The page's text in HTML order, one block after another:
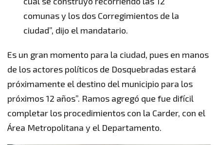
comunas y los dos Corregimientos de la
ciudad”, dijo el mandatario.
Es un gran momento para la ciudad, pues en manos
de los actores políticos de Dosquebradas estará
próximamente el destino del municipio para los
próximos 12 años”. Ramos agregó que fue difícil
completar los procedimientos con la Carder, con el
Área Metropolitana y el Departamento.